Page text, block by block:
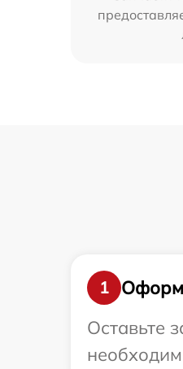
1
Оставьте